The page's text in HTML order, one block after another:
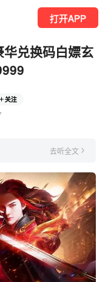
打开APP
兑换码白嫖玄
关注
去听全文